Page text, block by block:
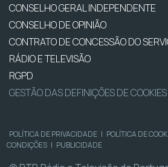
CONSELHO GERAL INDEPENDENTE
CONSELHO DE OPINIÃO
CONTRATO DE CONCESSÃO DO
RÁDIO E TELEVISÃO
RGPD
GESTÃO DAS DEFINIÇÕES DE COOKIES
POLÍTICA DE PRIVACIDADE | POLÍTICA DE
CONDIÇÕES | PUBLICIDADE